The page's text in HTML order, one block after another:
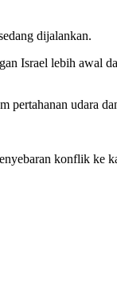
dijalankan.
Israel lebih awal
pertahanan udara
konflik ke